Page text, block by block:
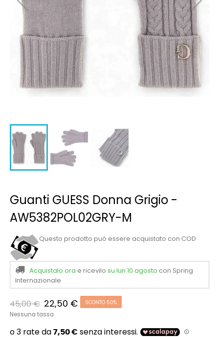
Guanti GUESS Donna Grigio -
AW5382POL02GRY-M
Questo prodotto può essere acquistato con COD
Acquistalo ora e ricevilo su lun 10 agosto con Spring
Internazionale
45,00 € 22,50 € SCONTO 50%
Nessuna tassa